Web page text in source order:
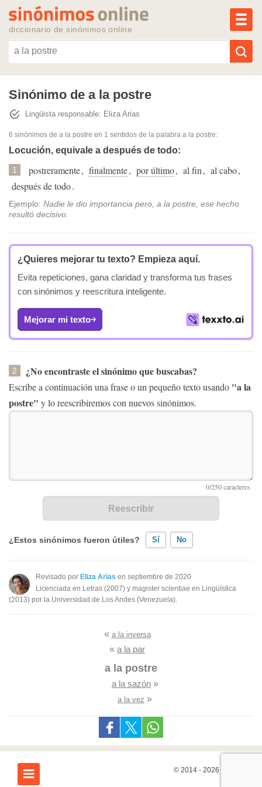
diccionario de sinónimos online
Reescribir texto con IA
Sinónimos populares
Temas populares
Temas recientes
Sinónimo de a la postre
Lingüista responsable: Eliza Arias
6 sinónimos de a la postre en 1 sentidos de la palabra a la postre:
Locución, equivale a después de todo:
1 postreramente, finalmente, por último, al fin, al cabo,
después de todo.
Ejemplo: Nadie le dio importancia pero, a la postre, ese hecho
resultó decisivo.
¿Quieres mejorar tu texto? Empieza aquí.
Evita repeticiones, gana claridad y transforma tus frases
con sinónimos y reescritura inteligente.
Mejorar mi texto
2 ¿No encontraste el sinónimo que buscabas?
Escribe a continuación una frase o un pequeño texto usando "a la
postre" y lo reescribiremos con nuevos sinónimos.
¿Estos sinónimos fueron útiles? Sí No
Existen sinónimos incorrectos
Ninguno de los sinónimos presentados me ayudó
Revisado por Eliza Arias en septiembre de 2020
Licenciada en Letras (2007) y magister scientiae en Lingüística
(2013) por la Universidad de Los Andes (Venezuela).
« a la inversa
« a la par
a la postre
a la sazón»
a la vez »
© 2014 - 2026